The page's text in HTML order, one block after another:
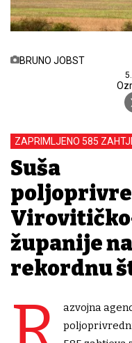
BRUNO JOBST
ZAPRIMLJENO 585
Suša
županije
rekordnu
azvojna